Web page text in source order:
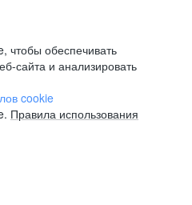
обеспечивать
сайта и анализировать
cookie
Правила использования